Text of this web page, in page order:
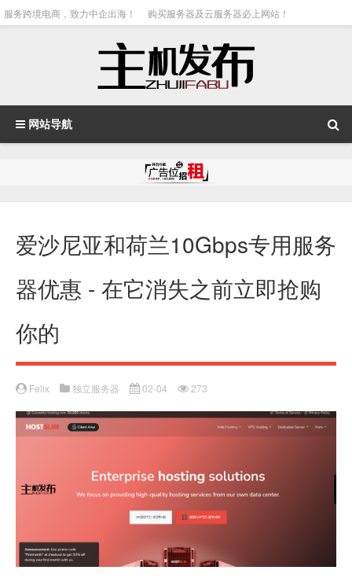
服务跨境电商，致力中企出海！ 购买服务器及云服务器必上网站！
网站导航
爱沙尼亚和荷兰10Gbps专用服务
器优惠 - 在它消失之前立即抢购
你的
Felix 独立服务器 02-04 273